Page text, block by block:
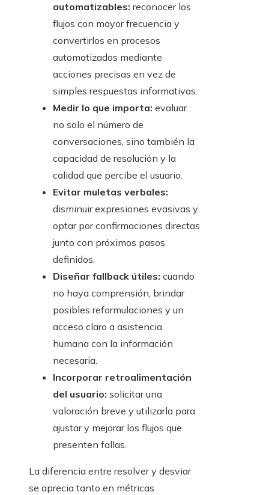
automatizables: reconocer los
flujos con mayor frecuencia y
convertirlos en procesos
automatizados mediante
acciones precisas en vez de
simples respuestas informativas.
Medir lo que importa: evaluar
no solo el número de
conversaciones, sino también la
capacidad de resolución y la
calidad que percibe el usuario.
Evitar muletas verbales:
disminuir expresiones evasivas y
optar por confirmaciones directas
junto con próximos pasos
definidos.
Diseñar fallback útiles: cuando
no haya comprensión, brindar
posibles reformulaciones y un
acceso claro a asistencia
humana con la información
necesaria.
Incorporar retroalimentación
del usuario: solicitar una
valoración breve y utilizarla para
ajustar y mejorar los flujos que
presenten fallas.
La diferencia entre resolver y desviar
se aprecia tanto en métricas